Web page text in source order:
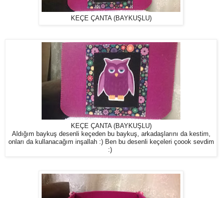
KEÇE ÇANTA (BAYKUŞLU)
KEÇE ÇANTA (BAYKUŞLU)
Aldığım baykuş desenli keçeden bu baykuş, arkadaşlarını da kestim,
onları da kullanacağım inşallah :) Ben bu desenli keçeleri çoook sevdim
:)